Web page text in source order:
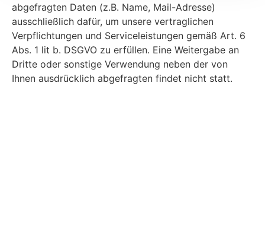
abgefragten Daten (z.B. Name, Mail-Adresse)
ausschließlich dafür, um unsere vertraglichen
Verpflichtungen und Serviceleistungen gemäß Art. 6
Abs. 1 lit b. DSGVO zu erfüllen. Eine Weitergabe an
Dritte oder sonstige Verwendung neben der von
Ihnen ausdrücklich abgefragten findet nicht statt.